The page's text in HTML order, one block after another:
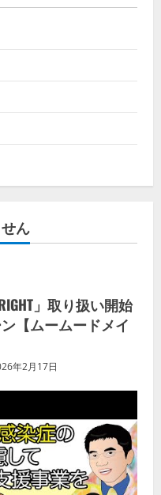
ん
」取り扱い開始
【ムームードメイ
年2月17日